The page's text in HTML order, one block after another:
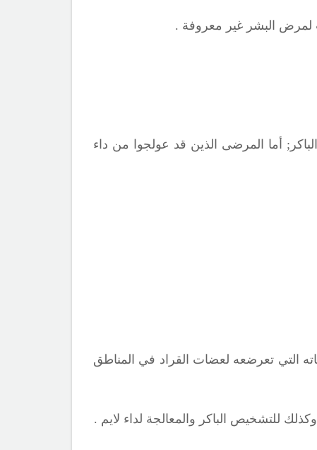
لمرض البشر غير معروفة .
; أما المرضى الذين قد عولجوا من داء
التي تعرضعه لعضات القراد في المناطق
للتشخيص الباكر والمعالجة لداء لايم .